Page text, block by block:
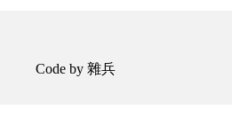
Code by 雜兵